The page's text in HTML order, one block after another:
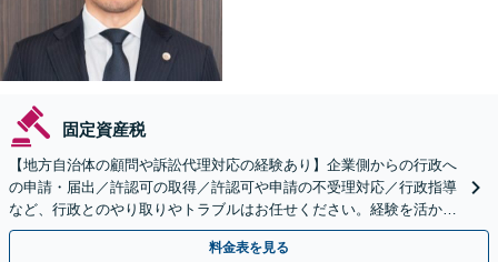
固定資産税
【地方自治体の顧問や訴訟代理対応の経験あり】企業側からの行政へ
の申請・届出／許認可の取得／許認可や申請の不受理対応／行政指導
など、行政とのやり取りやトラブルはお任せください。経験を活か
し、的確に対応します【縮景園前3分】【土日祝対応可】
料金表を見る